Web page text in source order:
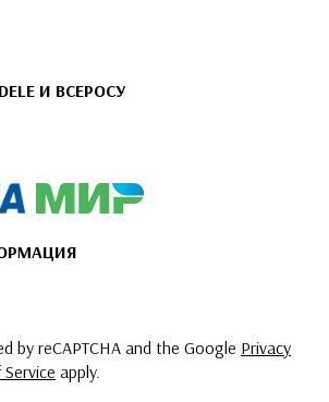
И ВСЕРОСУ
by reCAPTCHA and the Google Privacy
apply.